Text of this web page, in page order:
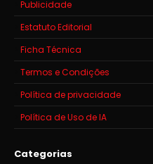
Publicidade
Estatuto Editorial
Ficha Técnica
Termos e Condições
Política de privacidade
Política de Uso de IA
Categorias